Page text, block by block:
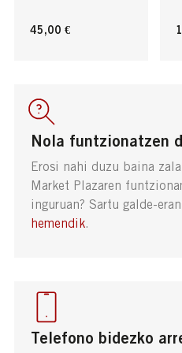
45,00 €
Nola funtzionatzen
Erosi nahi duzu baina
Market Plazaren
inguruan? Sartu galde-
hemendik.
Telefono bidezko